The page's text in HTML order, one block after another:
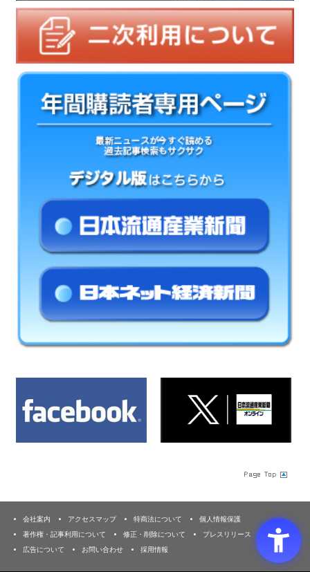
会社案内 アクセスマップ 特商法について
個人情報保護
著作権・記事利用について
修正・削除について
プレスリリース
広告について
お問い合わせ 採用情報